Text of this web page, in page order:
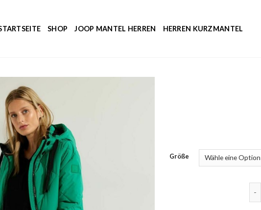
SHOP JOOP MANTEL HERREN HERREN KURZMANTEL
Größe